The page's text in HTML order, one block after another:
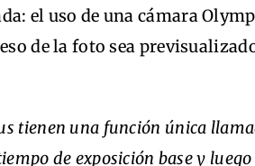
el uso de una cámara
de la foto sea
tienen una función única
de exposición base y